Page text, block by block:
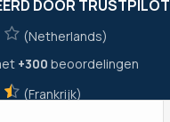
DOOR TRUSTPILOT
(Netherlands)
+300 beoordelingen
(Frankrijk)